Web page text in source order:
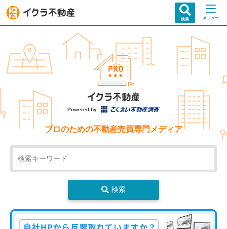
検索 メニュー
Powered by
プロのための不動産売買専門メディア
検索